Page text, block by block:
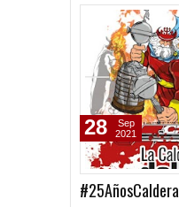
#25AñosCaldera
28
Sep
2021